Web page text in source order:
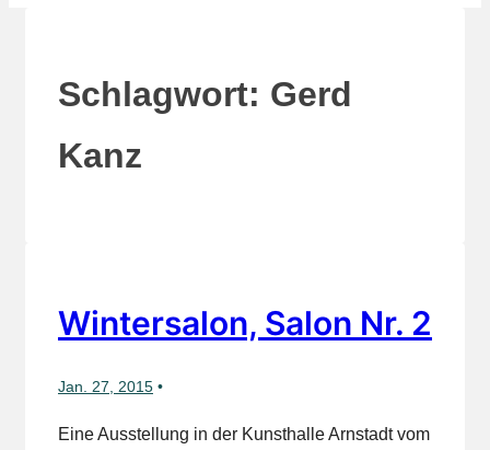
Schlagwort: Gerd
Kanz
Wintersalon, Salon Nr. 2
Jan. 27, 2015
Eine Ausstellung in der Kunsthalle Arnstadt vom